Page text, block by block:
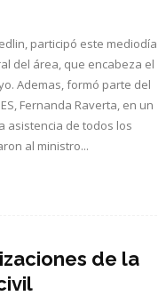
participó este mediodía
del área, que encabeza el
Ademas, formó parte del
Fernanda Raverta, en un
asistencia de todos los
al ministro...
de la